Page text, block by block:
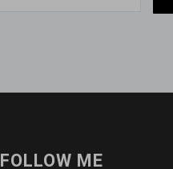
FOLLOW ME